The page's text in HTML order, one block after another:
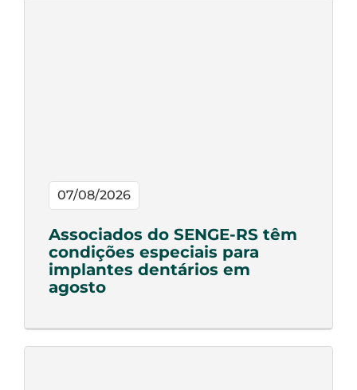
07/08/2026
Associados do SENGE-RS têm
condições especiais para
implantes dentários em
agosto